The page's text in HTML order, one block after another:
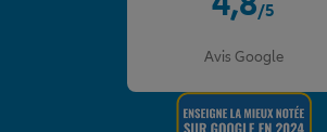
Assurance habitation
/5
Avis Google